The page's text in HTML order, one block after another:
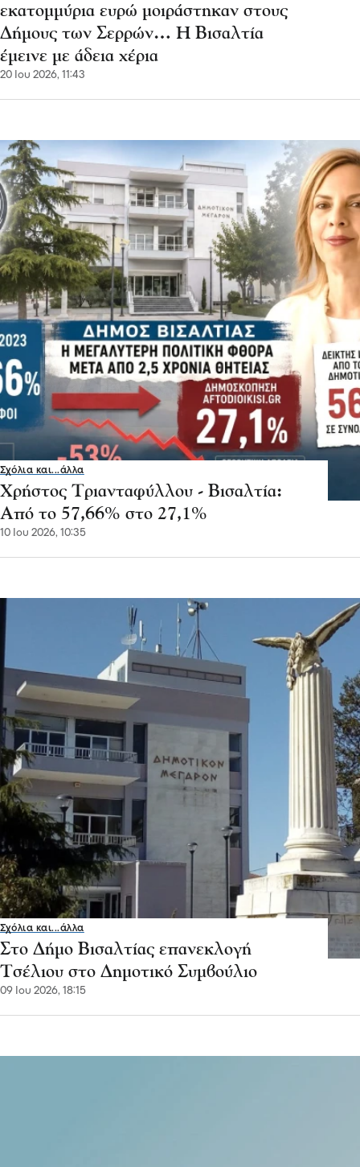
εκατομμύρια ευρώ μοιράστηκαν στους
Δήμους των Σερρών… Η Βισαλτία
έμεινε με άδεια χέρια
20 Ιου 2026, 11:43
Σχόλια και...άλλα
Χρήστος Τριανταφύλλου - Βισαλτία:
Από το 57,66% στο 27,1%
10 Ιου 2026, 10:35
Σχόλια και...άλλα
Στο Δήμο Βισαλτίας επανεκλογή
Τσέλιου στο Δημοτικό Συμβούλιο
09 Ιου 2026, 18:15